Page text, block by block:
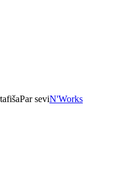
Par seviN'Works